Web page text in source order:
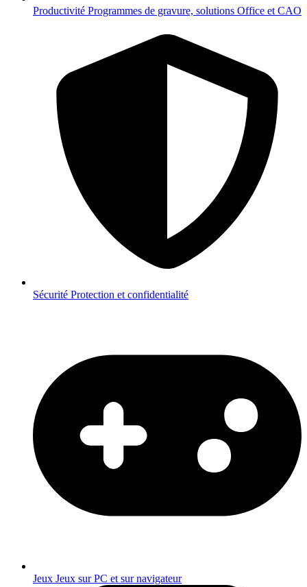
Productivité Programmes de gravure, solutions Office et CAO
Sécurité Protection et confidentialité
Jeux Jeux sur PC et sur navigateur